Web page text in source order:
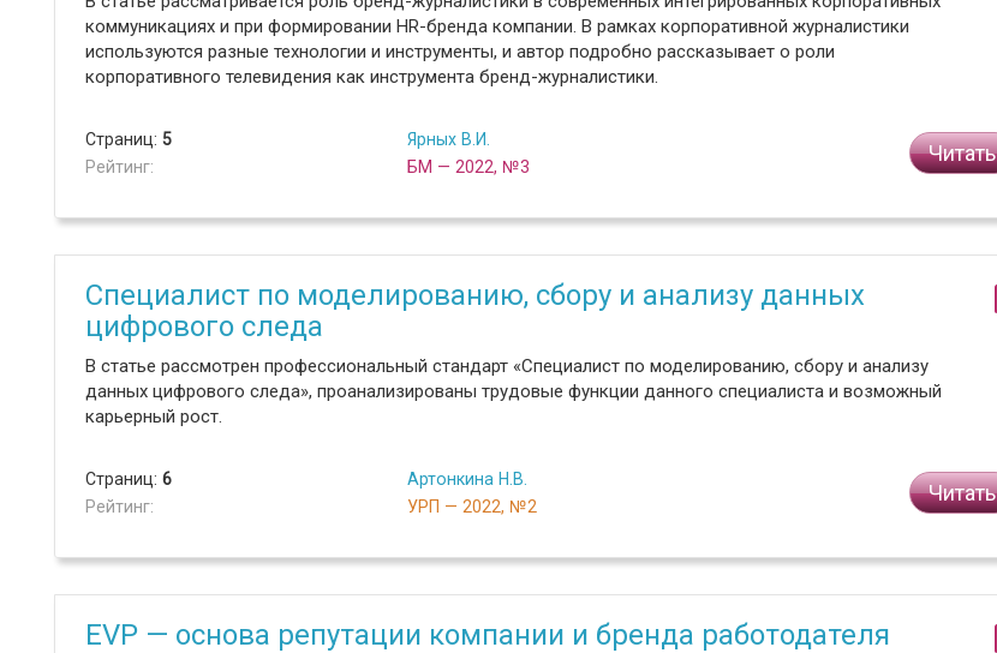
коммуникациях и при формировании HR-бренда компании. В рамках корпоративной журналистики
используются разные технологии и инструменты, и автор подробно рассказывает о роли
корпоративного телевидения как инструмента бренд-журналистики.
Страниц: 5
Рейтинг:
Ярных В.И.
БМ — 2022, №3
Читать
Специалист по моделированию, сбору и анализу данных
цифрового следа
В статье рассмотрен профессиональный стандарт «Специалист по моделированию, сбору и анализу
данных цифрового следа», проанализированы трудовые функции данного специалиста и возможный
карьерный рост.
Страниц: 6
Рейтинг:
Артонкина Н.В.
УРП — 2022, №2
Читать
EVP — основа репутации компании и бренда работодателя